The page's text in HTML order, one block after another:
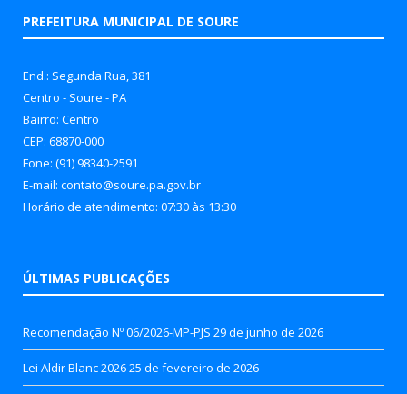
PREFEITURA MUNICIPAL DE SOURE
End.: Segunda Rua, 381
Centro - Soure - PA
Bairro: Centro
CEP: 68870-000
Fone: (91) 98340-2591
E-mail: contato@soure.pa.gov.br
Horário de atendimento: 07:30 às 13:30
ÚLTIMAS PUBLICAÇÕES
Recomendação Nº 06/2026-MP-PJS 29 de junho de 2026
Lei Aldir Blanc 202625 de fevereiro de 2026